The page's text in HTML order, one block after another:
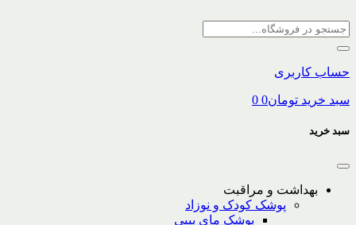
حساب کاربری
سبد خرید تومان0
0
سبد خرید
بهداشت و مراقبت
پوشک کودک و نوزاد
پوشک مای بیبی